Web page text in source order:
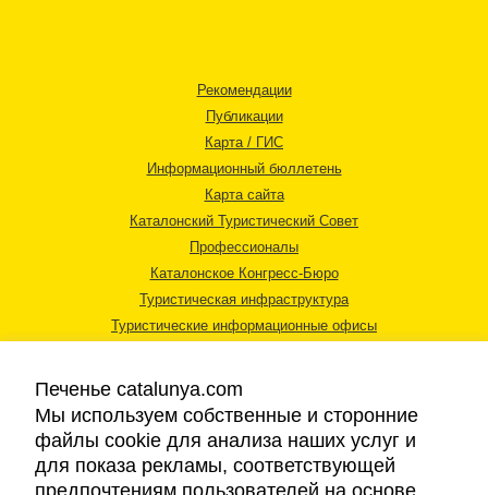
Рекомендации
Публикации
Карта / ГИС
Информационный бюллетень
Карта сайта
Каталонский Туристический Совет
Профессионалы
Каталонское Конгресс-Бюро
Туристическая инфраструктура
Туристические информационные офисы
Правовая информация
Печенье catalunya.com
Мы используем собственные и сторонние
файлы cookie для анализа наших услуг и
для показа рекламы, соответствующей
предпочтениям пользователей на основе